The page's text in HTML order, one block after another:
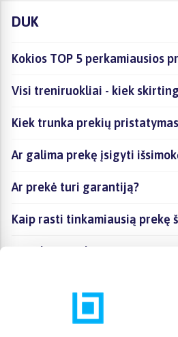
DUK
Kokios TOP 5 perkamiausios
Visi treniruokliai - kiek
Kiek trunka prekių
Ar galima prekę įsigyti
Ar prekė turi garantiją?
Kaip rasti tinkamiausią prekę
Ar galima prekę atsiimti